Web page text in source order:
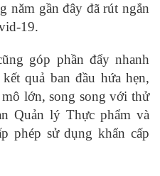
năm gần đây đã rút ngắn
19.
góp phần đẩy nhanh
quả ban đầu hứa hẹn,
lớn, song song với thử
Quản lý Thực phẩm và
phép sử dụng khẩn cấp